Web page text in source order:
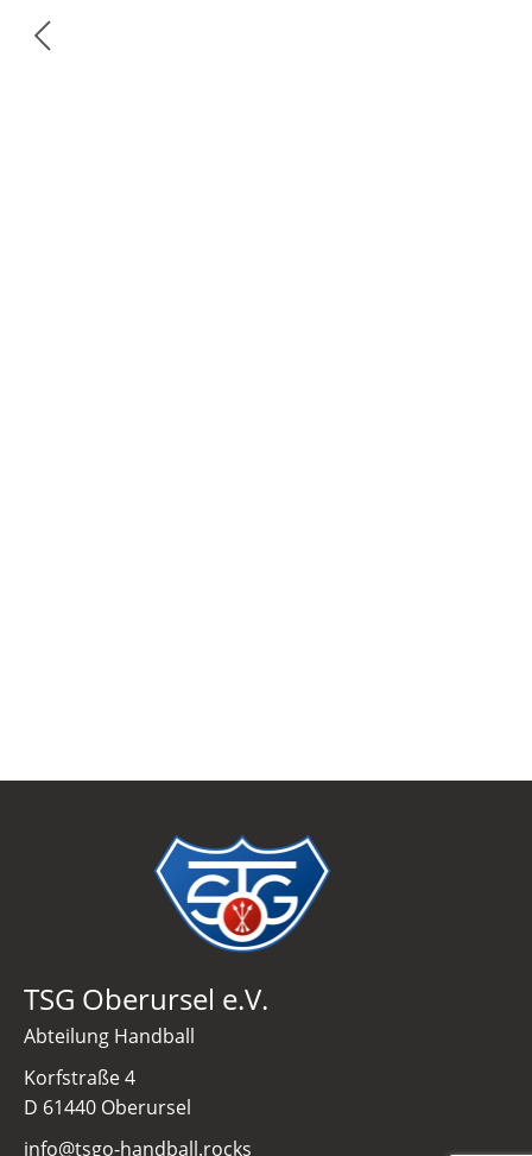
TSG Oberursel e.V.
Abteilung Handball
Korfstraße 4
D 61440 Oberursel
info@tsgo-handball.rocks